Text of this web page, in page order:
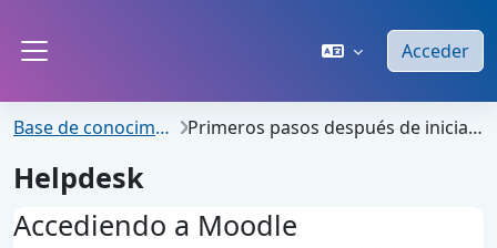
Acceder
Base de conocimiento Primeros pasos después de iniciar sesión
Helpdesk
Accediendo a Moodle